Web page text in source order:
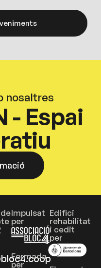
nosaltres
- Espai
Impulsat
per
Formada
per
Edifici
rehabilitat
i cedit
per